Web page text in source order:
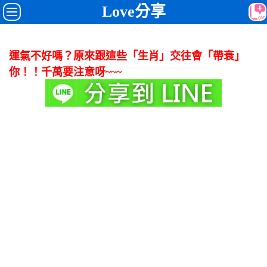
Love分享
運氣不好嗎？原來跟這些「生肖」交往會「帶衰」
你！！千萬要注意呀~~~